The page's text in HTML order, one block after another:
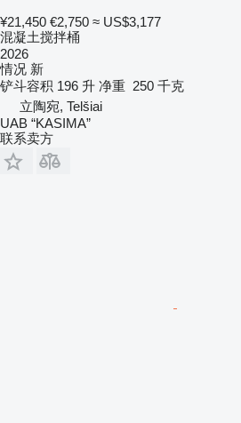
¥21,450 €2,750 ≈ US$3,177
混凝土搅拌桶
2026
情况 新
铲斗容积 196 升 净重 250 千克
立陶宛, Telšiai
UAB “KASIMA”
联系卖方